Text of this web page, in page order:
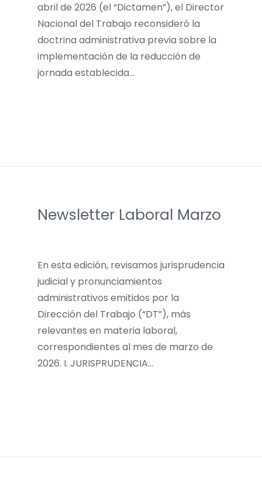
abril de 2026 (el “Dictamen”), el Director
Nacional del Trabajo reconsideró la
doctrina administrativa previa sobre la
implementación de la reducción de
jornada establecida…
Newsletter Laboral Marzo
En esta edición, revisamos jurisprudencia
judicial y pronunciamientos
administrativos emitidos por la
Dirección del Trabajo (“DT”), más
relevantes en materia laboral,
correspondientes al mes de marzo de
2026. I. JURISPRUDENCIA…